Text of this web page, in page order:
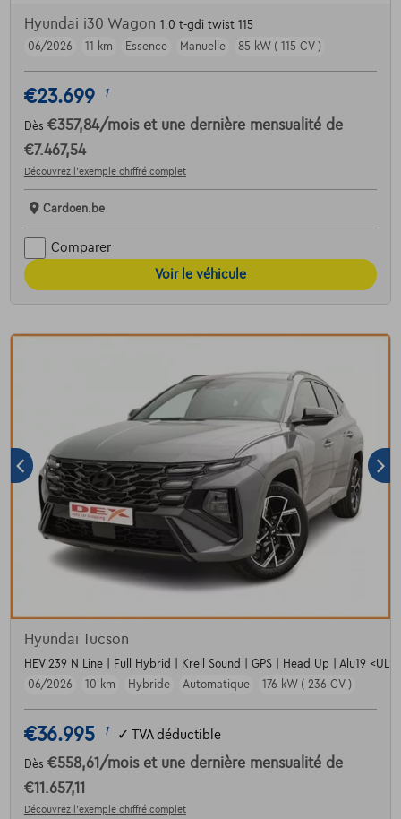
Hyundai i30 Wagon 1.0 t-gdi twist 115
06/2026
11 km Essence Manuelle 85 kW ( 115 CV )
€23.699 1
Dès €357,84/mois et une dernière mensualité de
€7.467,54
Découvrez l’exemple chiffré complet
Cardoen.be
Comparer
Voir le véhicule
Hyundai Tucson
HEV 239 N Line | Full Hybrid | Krell Sound | GPS | Head Up | Alu19
06/2026
10 km Hybride Automatique 176 kW ( 236 CV )
€36.995 1 ✓ TVA déductible
Dès €558,61 /mois et une dernière mensualité de
€11.657,11
Découvrez l’exemple chiffré complet